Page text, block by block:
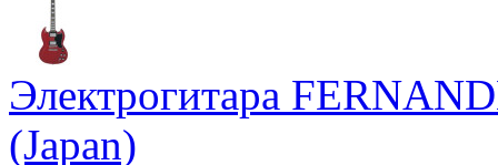
Электрогитара
(Japan)